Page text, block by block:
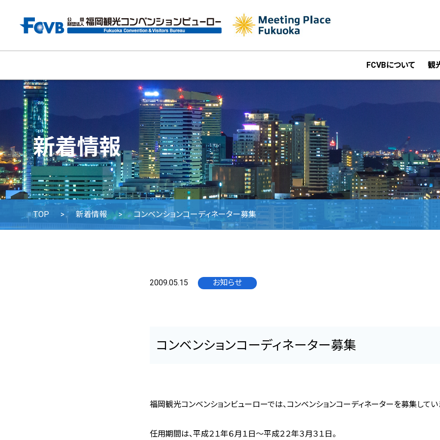
FCVBについて 観
新着情報
TOP 新着情報 コンベンションコーディネーター募集
2009.05.15 お知らせ
コンベンションコーディネーター募集
福岡観光コンベンションビューローでは、コンベンションコーディネーターを募集してい
任用期間は、平成２１年６月１日～平成２２年３月３１日。